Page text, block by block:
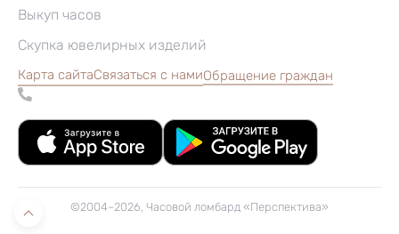
Выкуп часов
Скупка ювелирных изделий
Карта сайтаСвязаться с намиОбращение граждан
©2004–2026, Часовой ломбард «Перспектива»